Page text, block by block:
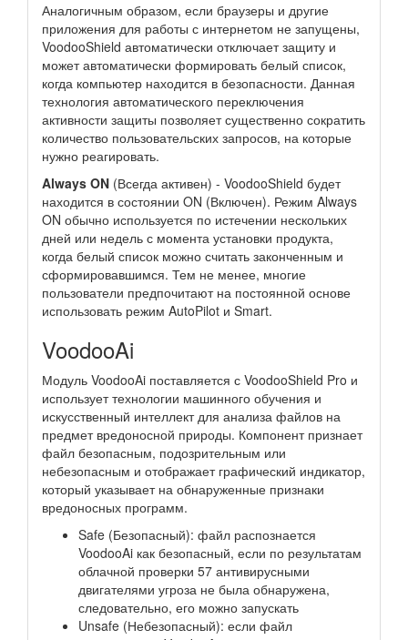
Аналогичным образом, если браузеры и другие
приложения для работы с интернетом не запущены,
VoodooShield автоматически отключает защиту и
может автоматически формировать белый список,
когда компьютер находится в безопасности. Данная
технология автоматического переключения
активности защиты позволяет существенно сократить
количество пользовательских запросов, на которые
нужно реагировать.
Always ON (Всегда активен) - VoodooShield будет
находится в состоянии ON (Включен). Режим Always
ON обычно используется по истечении нескольких
дней или недель с момента установки продукта,
когда белый список можно считать законченным и
сформировавшимся. Тем не менее, многие
пользователи предпочитают на постоянной основе
использовать режим AutoPilot и Smart.
VoodooAi
Модуль VoodooAi поставляется с VoodooShield Pro и
использует технологии машинного обучения и
искусственный интеллект для анализа файлов на
предмет вредоносной природы. Компонент признает
файл безопасным, подозрительным или
небезопасным и отображает графический индикатор,
который указывает на обнаруженные признаки
вредоносных программ.
Safe (Безопасный): файл распознается
VoodooAi как безопасный, если по результатам
облачной проверки 57 антивирусными
двигателями угроза не была обнаружена,
следовательно, его можно запускать
Unsafe (Небезопасный): если файл